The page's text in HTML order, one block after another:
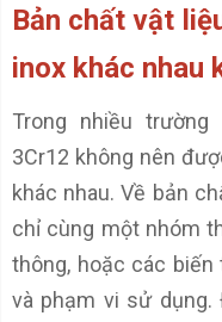
Bản chất vật
inox khác nhau
Trong nhiều trường
3Cr12 không nên
khác nhau. Về bản
chỉ cùng một nhóm
thông, hoặc các biến
và phạm vi sử